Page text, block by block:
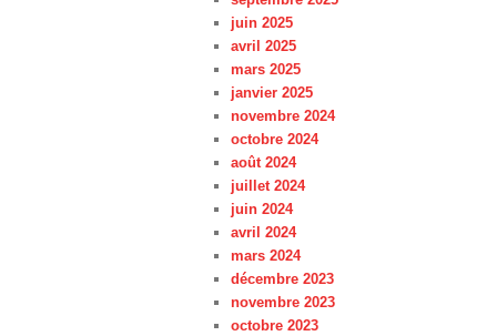
juin 2025
avril 2025
mars 2025
janvier 2025
novembre 2024
octobre 2024
août 2024
juillet 2024
juin 2024
avril 2024
mars 2024
décembre 2023
novembre 2023
octobre 2023